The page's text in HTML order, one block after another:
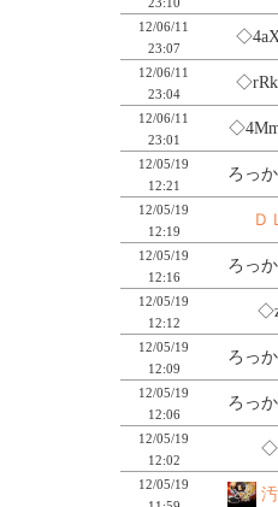
12/06/11
23:07
12/06/11
23:04
12/06/11
23:01
12/05/19
12:21
ろっ
12/05/19
12:19
Ｄ
12/05/19
12:16
ろっ
12/05/19
12:12
12/05/19
12:09
ろっ
12/05/19
12:06
ろっ
12/05/19
12:02
12/05/19